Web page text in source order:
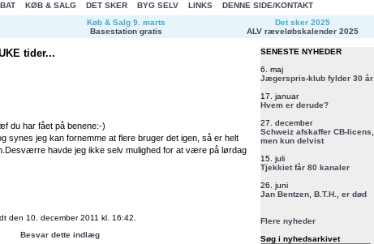
KØB & SALG DET SKER BYG SELV LINKS
DENNE SIDE/KONTAKT
Køb & Salg 9. marts
Basestation gratis
Det sker 2025
ALV ræveløbskalender 2025
tider...
du har fået på benene:-)
synes jeg kan fornemme at flere bruger det igen, så er helt
havde jeg ikke selv mulighed for at være på lørdag
den 10. december 2011 kl. 16:42.
Besvar dette indlæg
SENESTE NYHEDER
6. maj
Jægerspris-klub fylder 30 år
17. januar
Hvem er derude?
27. december
Schweiz afskaffer CB-licens,
men kun delvist
15. juli
Tjekkiet får 80 kanaler
26. juni
Jan Bentzen, B.T.H., er død
Flere nyheder
Søg i nyhedsarkivet